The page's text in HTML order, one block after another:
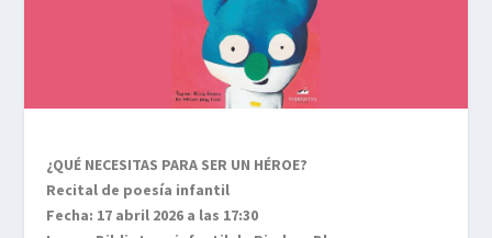
¿QUÉ NECESITAS PARA SER UN HÉROE?
Recital de poesía infantil
Fecha: 17 abril 2026 a las 17:30